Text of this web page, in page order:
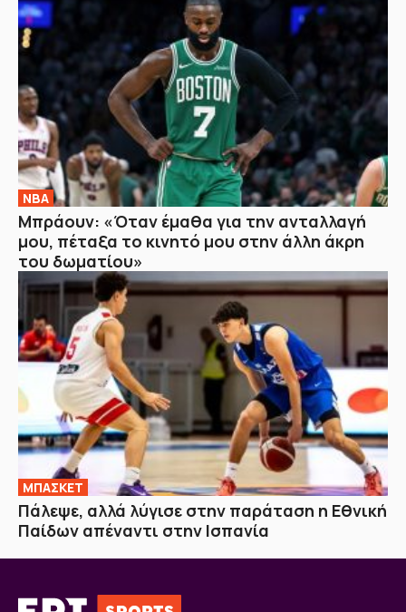
NBA
Μπράουν: «Όταν έμαθα για την ανταλλαγή
μου, πέταξα το κινητό μου στην άλλη άκρη
του δωματίου»
ΜΠΑΣΚΕΤ
Πάλεψε, αλλά λύγισε στην παράταση η Εθνική
Παίδων απέναντι στην Ισπανία